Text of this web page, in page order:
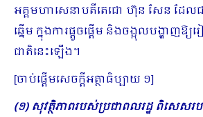
អគ្គមហាសេនាបតីតេជោ ហ៊ុន សែន ដែលជ
ឆ្នើម ក្នុងការផ្ដួចផ្ដើម និងចង្អុលបង្ហាញឱ្
ជាតិនេះឡើង។
[ចាប់ផ្ដើមសេចក្ដីអត្ថាធិប្បាយ ១]
(១) សុវត្ថិភាពរបស់ប្រជាពលរដ្ឋ ពិសេស